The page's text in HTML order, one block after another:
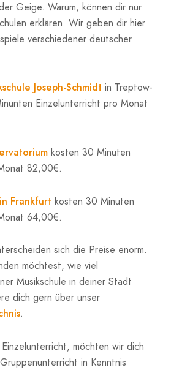
Geige. Warum, können dir nur
erklären. Wir geben dir hier
verschiedener deutscher
Joseph-Schmidt in Treptow-
Einzelunterricht pro Monat
kosten 30 Minuten
82,00€.
Frankfurt kosten 30 Minuten
64,00€.
sich die Preise enorm.
möchtest, wie viel
Musikschule in deiner Stadt
dich gern über unser
.
möchten wir dich
in Kenntnis